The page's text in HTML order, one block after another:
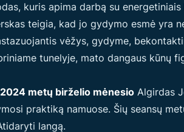
kuris apima darbą su
teigia, kad jo gydymo esmė yra
vėžys, gydyme,
tunelyje, mato dangaus kūnų
2024 metų birželio mėnesio Algirdas
praktiką namuose. Šių seansų
langą.